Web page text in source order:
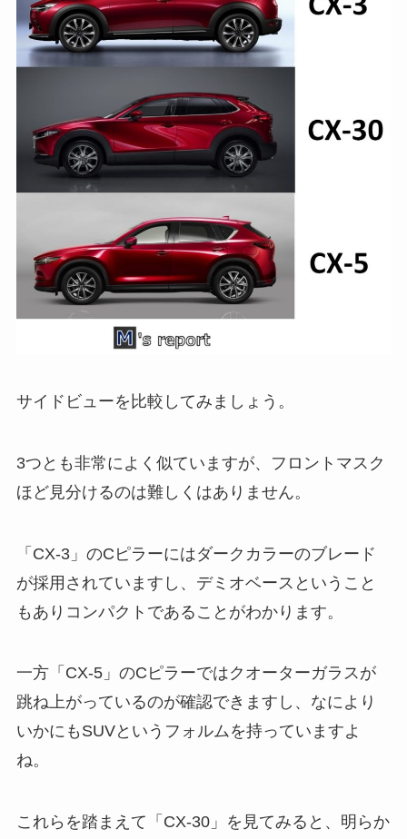
サイドビューを比較してみましょう。
3つとも非常によく似ていますが、フロントマスク
ほど見分けるのは難しくはありません。
「CX-3」のCピラーにはダークカラーのブレード
が採用されていますし、デミオベースということ
もありコンパクトであることがわかります。
一方「CX-5」のCピラーではクオーターガラスが
跳ね上がっているのが確認できますし、なにより
いかにもSUVというフォルムを持っていますよ
ね。
これらを踏まえて「CX-30」を見てみると、明らか